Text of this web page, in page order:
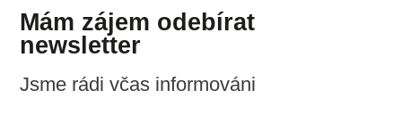
Mám zájem odebírat
newsletter
Jsme rádi včas informováni